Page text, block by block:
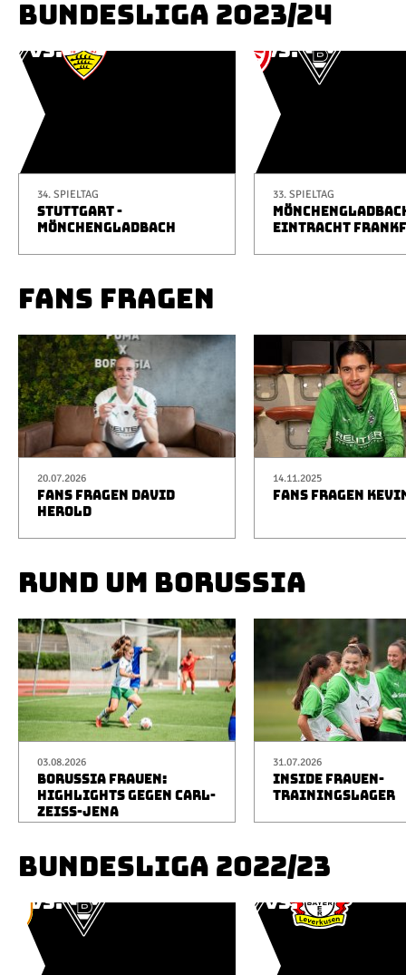
BUNDESLIGA 2023/24
34. SPIELTAG
STUTTGART -
MÖNCHENGLADBACH
33. SPIELTAG
EINTRACHT
FANS FRAGEN
20.07.2026
FANS FRAGEN DAVID
HEROLD
14.11.2025
FANS FRAGEN
RUND UM BORUSSIA
03.08.2026
BORUSSIA FRAUEN:
HIGHLIGHTS GEGEN CARL-
ZEISS-JENA
31.07.2026
INSIDE FRAUEN-
TRAININGSLAGER
BUNDESLIGA 2022/23